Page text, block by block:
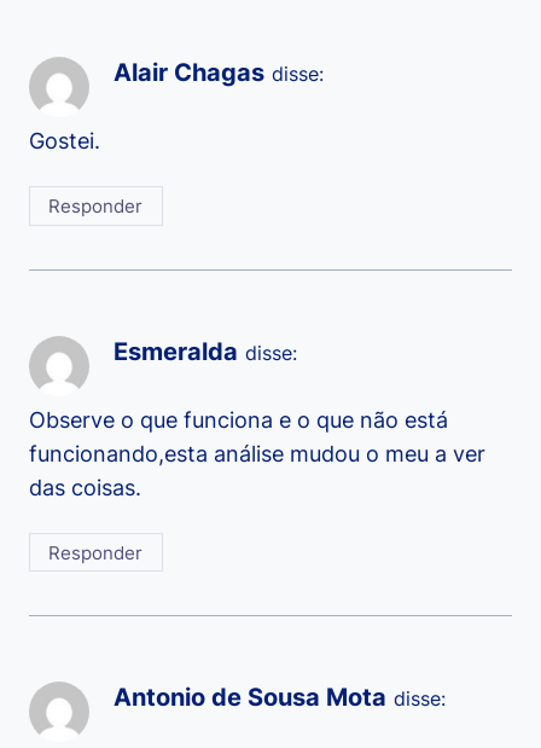
Alair Chagas disse:
Gostei.
Responder
Esmeralda disse:
Observe o que funciona e o que não está
funcionando,esta análise mudou o meu a ver
das coisas.
Responder
Antonio de Sousa Mota disse: